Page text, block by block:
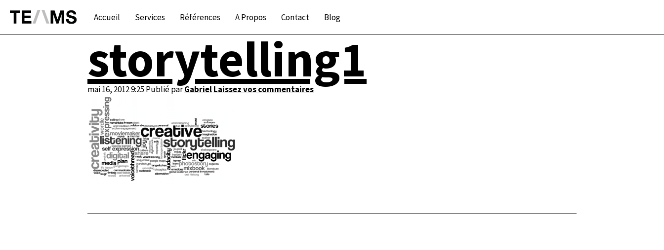
storytelling1
mai 16, 2012 9:25 Publié parGabrielLaissez vos commentaires
Accueil Services Références A Propos Contact Blog